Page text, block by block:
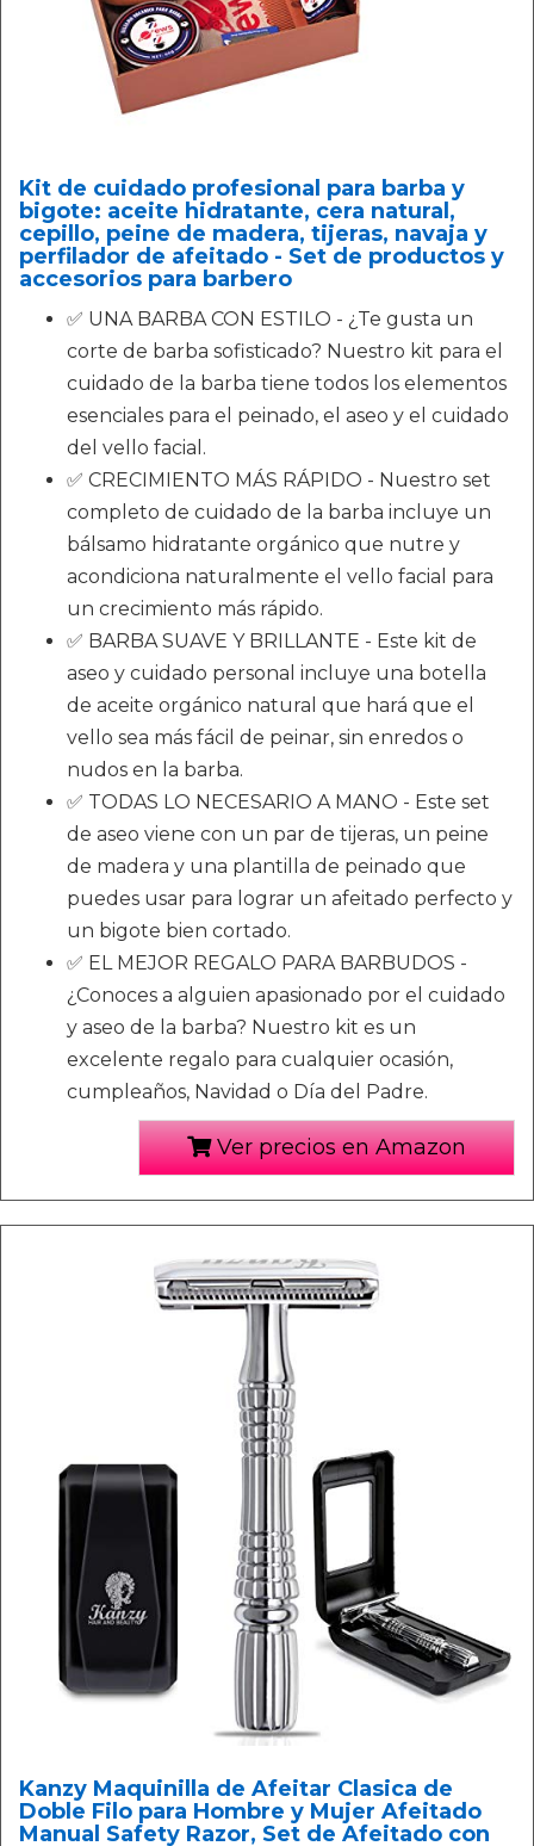
Kit de cuidado profesional para barba y
bigote: aceite hidratante, cera natural,
cepillo, peine de madera, tijeras, navaja y
perfilador de afeitado - Set de productos y
accesorios para barbero
✅ UNA BARBA CON ESTILO - ¿Te gusta un
corte de barba sofisticado? Nuestro kit para el
cuidado de la barba tiene todos los elementos
esenciales para el peinado, el aseo y el cuidado
del vello facial.
✅ CRECIMIENTO MÁS RÁPIDO - Nuestro set
completo de cuidado de la barba incluye un
bálsamo hidratante orgánico que nutre y
acondiciona naturalmente el vello facial para
un crecimiento más rápido.
✅ BARBA SUAVE Y BRILLANTE - Este kit de
aseo y cuidado personal incluye una botella
de aceite orgánico natural que hará que el
vello sea más fácil de peinar, sin enredos o
nudos en la barba.
✅ TODAS LO NECESARIO A MANO - Este set
de aseo viene con un par de tijeras, un peine
de madera y una plantilla de peinado que
puedes usar para lograr un afeitado perfecto y
un bigote bien cortado.
✅ EL MEJOR REGALO PARA BARBUDOS -
¿Conoces a alguien apasionado por el cuidado
y aseo de la barba? Nuestro kit es un
excelente regalo para cualquier ocasión,
cumpleaños, Navidad o Día del Padre.
Ver precios en Amazon
Kanzy Maquinilla de Afeitar Clasica de
Doble Filo para Hombre y Mujer Afeitado
Manual Safety Razor, Set de Afeitado con